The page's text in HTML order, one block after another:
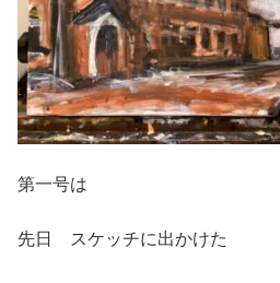
第一号は
先日 スケッチに出かけた